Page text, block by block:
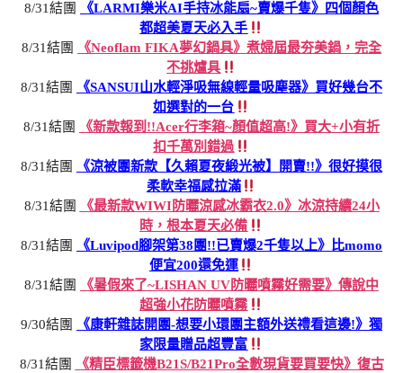
8/31結團
《LARMI樂米AI手持冰能扇~賣爆千隻》四個顏色
都超美夏天必入手
8/31結團
《Neoflam FIKA夢幻鍋具》煮婦屆最夯美鍋，完全
不挑爐具
8/31結團
《SANSUI山水輕淨吸無線輕量吸塵器》買好幾台不
如選對的一台
8/31結團
《新款報到!!Acer行李箱~顏值超高!》買大+小有折
扣千萬別錯過
8/31結團
《涼被團新款【久賴夏夜緞光被】開賣!!》很好摸很
柔軟幸福感拉滿
8/31結團
《最新款WIWI防曬涼感冰霸衣2.0》冰涼持續24小
時，根本夏天必備
8/31結團
《Luvipod腳架第38團!!已賣爆2千隻以上》比momo
便宜200還免運
8/31結團
《暑假來了~LISHAN UV防曬噴霧好需要》傳說中
超強小花防曬噴霧
9/30結團
《康軒雜誌開團-想要小環團主額外送禮看這邊!》獨
家限量贈品超豐富
8/31結團
《精臣標籤機B21S/B21Pro全數現貨要買要快》復古